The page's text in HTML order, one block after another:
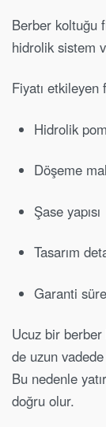
Berber koltuğu
hidrolik sistem
Fiyatı etkileyen
Hidrolik
Döşeme
Şase yapısı
Tasarım
Garanti
Ucuz bir
de uzun
Bu nedenle
doğru olur.